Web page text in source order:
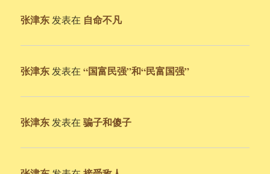
张津东 发表在 自命不凡
张津东 发表在“国富民强”和“民富国强”
张津东 发表在骗子和傻子